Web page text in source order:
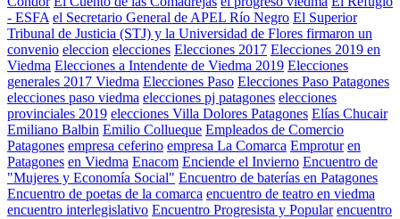
- ESFA el Secretario General de APEL Río Negro El Superior
Tribunal de Justicia (STJ) y la Universidad de Flores firmaron un
convenio eleccion elecciones Elecciones 2017 Elecciones 2019 en
Viedma Elecciones a Intendente de Viedma 2019 Elecciones
generales 2017 Viedma Elecciones Paso Elecciones Paso Patagones
elecciones paso viedma elecciones pj patagones elecciones
provinciales 2019 elecciones Villa Dolores Patagones Elías Chucair
Emiliano Balbin Emilio Collueque Empleados de Comercio
Patagones empresa ceferino empresa La Comarca Emprotur en
Patagones en Viedma Enacom Enciende el Invierno Encuentro de
"Mujeres y Economía Social" Encuentro de baterías en Patagones
Encuentro de poetas de la comarca encuentro de teatro en viedma
encuentro interlegislativo Encuentro Progresista y Popular encuentro